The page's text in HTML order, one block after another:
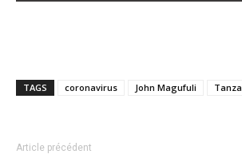
TAGS coronavirus John Magufuli
Article précédent